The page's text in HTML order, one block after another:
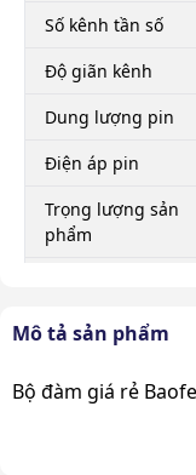
Mô tả sản phẩm
Bộ đàm giá rẻ
Số kênh tần số
Độ giãn kênh
Dung lượng pin
Điện áp pin
Trọng lượng sản
phẩm